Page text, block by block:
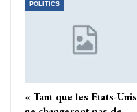
POLITICS
« Tant que les Etats-Unis